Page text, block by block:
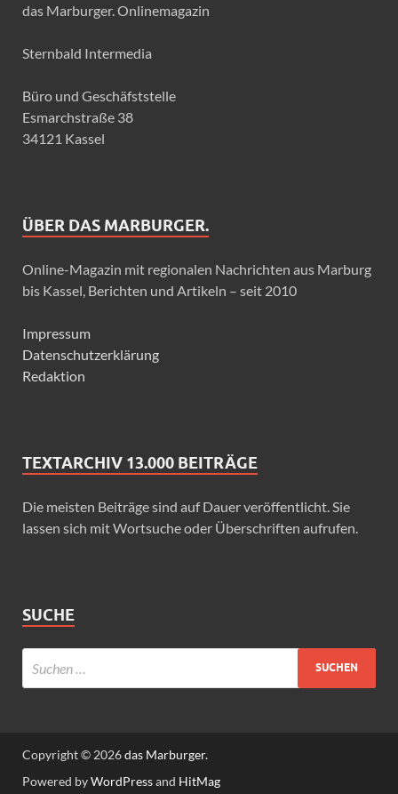
das Marburger. Onlinemagazin
Sternbald Intermedia
Büro und Geschäfststelle
Esmarchstraße 38
34121 Kassel
ÜBER DAS MARBURGER.
Online-Magazin mit regionalen Nachrichten aus Marburg
bis Kassel, Berichten und Artikeln – seit 2010
Impressum
Datenschutzerklärung
Redaktion
TEXTARCHIV 13.000 BEITRÄGE
Die meisten Beiträge sind auf Dauer veröffentlicht. Sie
lassen sich mit Wortsuche oder Überschriften aufrufen.
SUCHE
Copyright © 2026das Marburger.
Powered byWordPressand HitMag